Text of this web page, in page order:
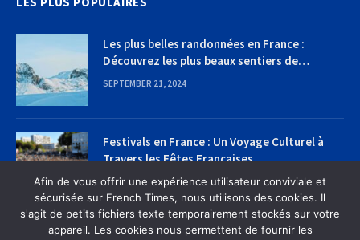
Les plus belles randonnées en France :
Découvrez les plus beaux sentiers de
randonnée
SEPTEMBER 21, 2024
Festivals en France : Un Voyage Culturel à
Travers les Fêtes Françaises
SEPTEMBER 22, 2024
Afin de vous offrir une expérience utilisateur conviviale et
sécurisée sur French Times, nous utilisons des cookies. Il
s'agit de petits fichiers texte temporairement stockés sur votre
appareil. Les cookies nous permettent de fournir les